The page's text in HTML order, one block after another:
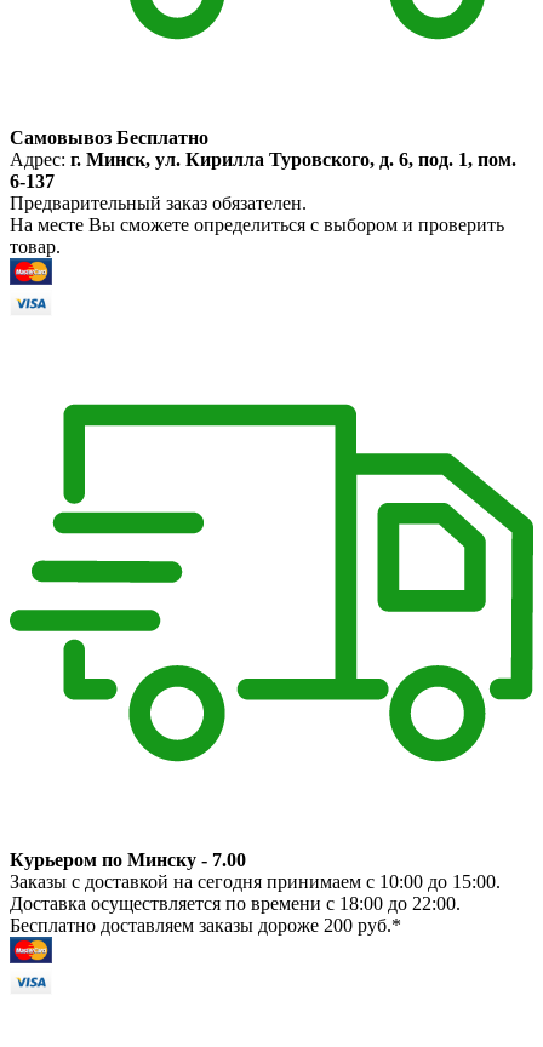
Самовывоз Бесплатно
Адрес: г. Минск, ул. Кирилла Туровского, д. 6, под. 1, пом.
6-137
Предварительный заказ обязателен.
На месте Вы сможете определиться с выбором и проверить
товар.
Курьером по Минску - 7.00
Заказы с доставкой на сегодня принимаем с 10:00 до 15:00.
Доставка осуществляется по времени с 18:00 до 22:00.
Бесплатно доставляем заказы дороже 200 руб.*